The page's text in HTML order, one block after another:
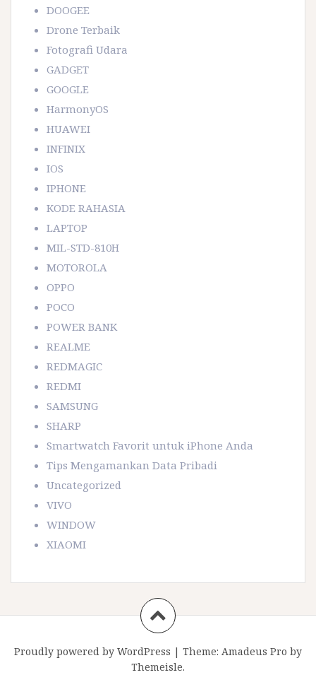
DOOGEE
Drone Terbaik
Fotografi Udara
GADGET
GOOGLE
HarmonyOS
HUAWEI
INFINIX
IOS
IPHONE
KODE RAHASIA
LAPTOP
MIL-STD-810H
MOTOROLA
OPPO
POCO
POWER BANK
REALME
REDMAGIC
REDMI
SAMSUNG
SHARP
Smartwatch Favorit untuk iPhone Anda
Tips Mengamankan Data Pribadi
Uncategorized
VIVO
WINDOW
XIAOMI
Proudly powered by WordPress | Theme: Amadeus Pro by
Themeisle.